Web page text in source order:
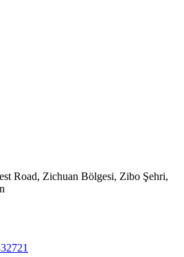
Road, Zichuan Bölgesi, Zibo Şehri,